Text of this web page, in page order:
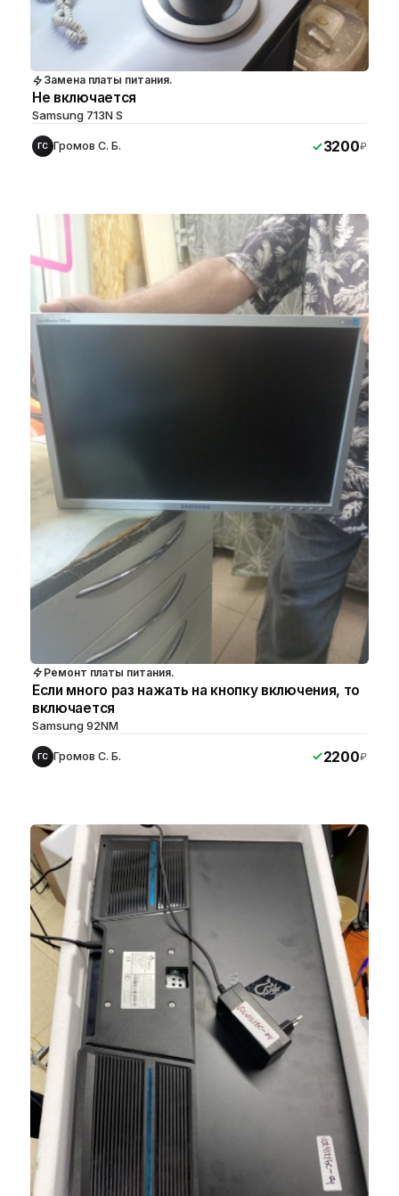
Замена платы питания.
Не включается
Samsung 713N S
ГС Громов С. Б. 3200₽
Ремонт платы питания.
Если много раз нажать на кнопку включения, то
включается
Samsung 92NM
ГС Громов С. Б. 2200₽